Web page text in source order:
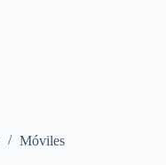
Móviles